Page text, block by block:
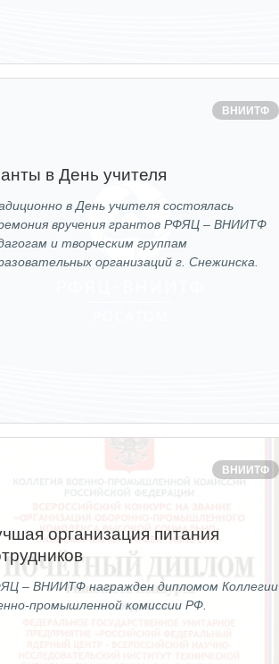
ВНИИТФ
в День учителя
в День учителя состоялась
вручения грантов РФЯЦ – ВНИИТФ
и творческим группам
организаций г. Снежинска.
ВНИИТФ
организация питания
– ВНИИТФ награжден дипломом Коллегии
промышленной комиссии РФ.